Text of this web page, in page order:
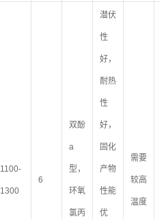
1100-
1300
6
双酚
a
型，
环氧
氯丙
潜伏
性
好，
耐热
性
好，
固化
产物
性能
优
需要
较高
温度